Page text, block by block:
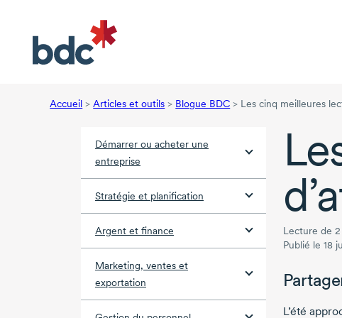
Accueil > Articles et outils > Blogue BDC > Les cinq meilleures
Démarrer ou acheter une
entreprise
Stratégie et planification
Argent et finance
Marketing, ventes et
exportation
Lecture de
Publié le 18
L’été